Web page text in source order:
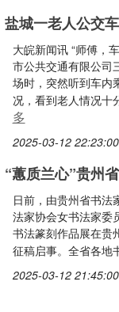
盐城一老人公交
大皖新闻讯 “师傅，
市公共交通有限公司
场时，突然听到车内
况，看到老人情况十
多
2025-03-12 22:23:00
“蕙质兰心”贵州
日前，由贵州省书法
法家协会女书法家委
书法篆刻作品展在贵
征稿启事。全省各地
2025-03-12 21:45:00